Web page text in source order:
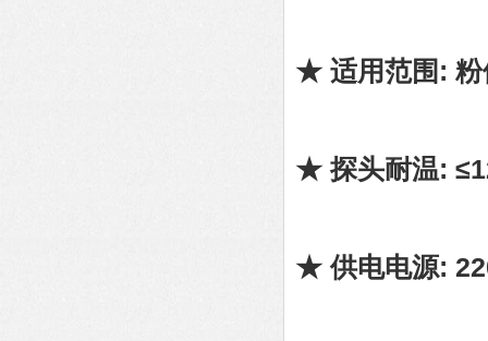
★ 适用范围:
★ 探头耐温:
★ 供电电源: